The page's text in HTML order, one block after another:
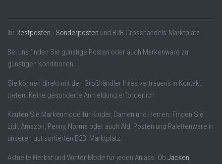
Ihr Restposten ,- Sonderposten und B2B Grosshandels-Marktplatz.
Bei uns finden Sie günstige Posten oder auch Markenware zu
günstigen Konditionen.
Sie können direkt mit den Großhändler Ihres vertrauens in Kontakt
treten. Keine gesonderte Anmeldung erforderlich.
Kaufen Sie Markenmode für Kinder, Damen und Herren. Finden Sie
Lidl, Amazon, Penny, Norma oder auch Aldi Posten und Palettenware in
unseren gut sortierten B2B Marktplatz.
Aktuelle Herbst und Winter Mode für jeden Anlass. Ob Jacken